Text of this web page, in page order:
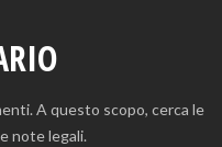
A questo scopo, cerca le
note legali.